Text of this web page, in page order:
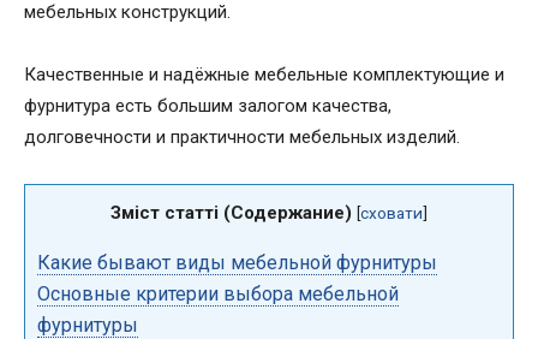
мебельных конструкций.
Качественные и надёжные мебельные комплектующие и
фурнитура есть большим залогом качества,
долговечности и практичности мебельных изделий.
Зміст статті (Содержание) [сховати]
Какие бывают виды мебельной фурнитуры
Основные критерии выбора мебельной
фурнитуры